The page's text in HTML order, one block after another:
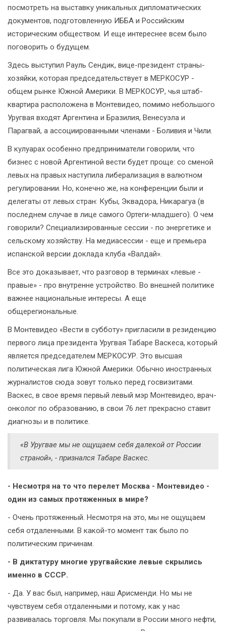
посмотреть на выставку уникальных дипломатических
документов, подготовленную ИББА и Российским
историческим обществом. И еще интереснее всем было
поговорить о будущем.
Здесь выступил Рауль Сендик, вице-президент страны-
хозяйки, которая председательствует в МЕРКОСУР -
общем рынке Южной Америки. В МЕРКОСУР, чья штаб-
квартира расположена в Монтевидео, помимо небольшого
Уругвая входят Аргентина и Бразилия, Венесуэла и
Парагвай, а ассоциированными членами - Боливия и Чили.
В кулуарах особенно предприниматели говорили, что
бизнес с новой Аргентиной вести будет проще: со сменой
левых на правых наступила либерализация в валютном
регулировании. Но, конечно же, на конференции были и
делегаты от левых стран: Кубы, Эквадора, Никарагуа (в
последнем случае в лице самого Ортеги-младшего). О чем
говорили? Специализированные сессии - по энергетике и
сельскому хозяйству. На медиасессии - еще и премьера
испанской версии доклада клуба «Валдай».
Все это доказывает, что разговор в терминах «левые -
правые» - про внутренне устройство. Во внешней политике
важнее национальные интересы. А еще
общерегиональные.
В Монтевидео «Вести в субботу» пригласили в резиденцию
первого лица президента Уругвая Табаре Васкеса, который
является председателем МЕРКОСУР. Это высшая
политическая лига Южной Америки. Обычно иностранных
журналистов сюда зовут только перед госвизитами.
Васкес, в свое время первый левый мэр Монтевидео, врач-
онколог по образованию, в свои 76 лет прекрасно ставит
диагнозы и в политике.
«В Уругвае мы не ощущаем себя далекой от России
страной», - признался Табаре Васкес.
- Несмотря на то что перелет Москва - Монтевидео -
один из самых протяженных в мире?
- Очень протяженный. Несмотря на это, мы не ощущаем
себя отдаленными. В какой-то момент так было по
политическим причинам.
- В диктатуру многие уругвайские левые скрылись
именно в СССР.
- Да. У вас был, например, наш Арисменди. Но мы не
чувствуем себя отдаленными и потому, как у нас
развивалась торговля. Мы покупали в России много нефти,